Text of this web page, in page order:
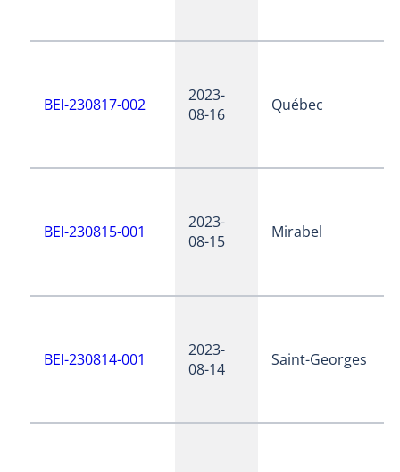
BEI-230817-002
2023-
08-16
Québec
BEI-230815-001
2023-
08-15
Mirabel
BEI-230814-001
2023-
08-14
Saint-Georges